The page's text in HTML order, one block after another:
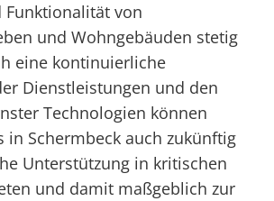
Funktionalität von
und Wohngebäuden stetig
eine kontinuierliche
Dienstleistungen und den
Technologien können
in Schermbeck auch zukünftig
Unterstützung in kritischen
und damit maßgeblich zur